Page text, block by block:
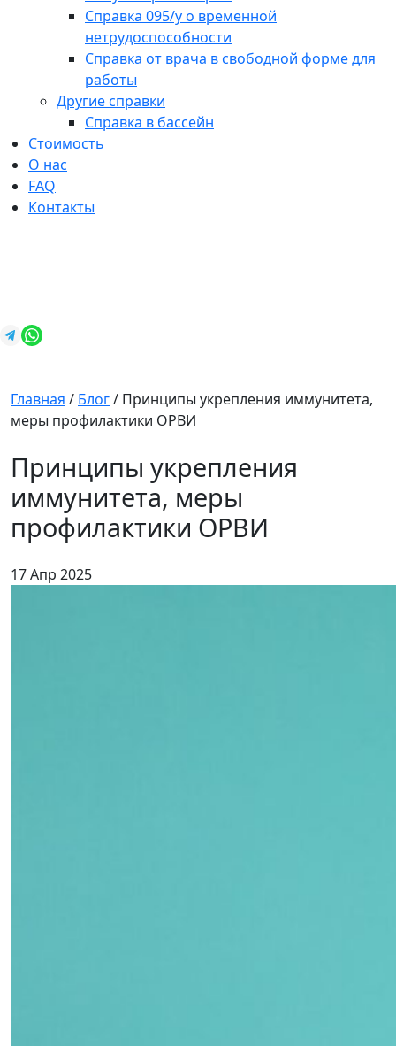
Справка 095/у о временной
нетрудоспособности
Справка от врача в свободной форме для
работы
Другие справки
Справка в бассейн
Стоимость
О нас
FAQ
Контакты
Главная / Блог/ Принципы укрепления иммунитета,
меры профилактики ОРВИ
Принципы укрепления
иммунитета, меры
профилактики ОРВИ
17 Апр 2025